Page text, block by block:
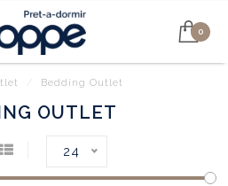
0
Bedding Outlet
OUTLET
24